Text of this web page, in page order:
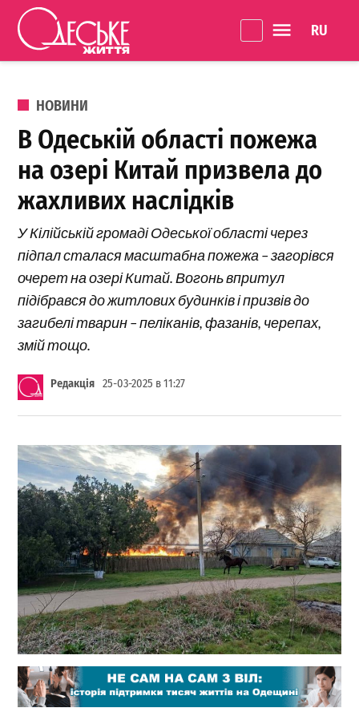
Перейти до вмісту
Життя
ОПУБЛІКОВАНО В
НОВИНИ
В Одеській області пожежа
на озері Китай призвела до
жахливих наслідків
У Кілійській громаді Одеської області через
підпал сталася масштабна пожежа – загорівся
очерет на озері Китай. Вогонь впритул
підібрався до житлових будинків і призвів до
загибелі тварин – пеліканів, фазанів, черепах,
змій тощо.
Редакція 25-03-2025 в 11:27